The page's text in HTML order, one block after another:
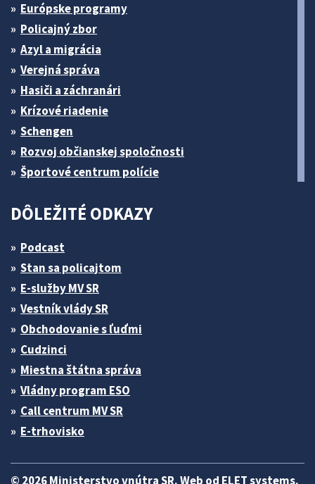
Európske programy
Policajný zbor
Azyl a migrácia
Verejná správa
Hasiči a záchranári
Krízové riadenie
Schengen
Rozvoj občianskej spoločnosti
Športové centrum polície
DÔLEŽITÉ ODKAZY
Podcast
Stan sa policajtom
E-služby MV SR
Vestník vlády SR
Obchodovanie s ľuďmi
Cudzinci
Miestna štátna správa
Vládny program ESO
Call centrum MV SR
E-trhovisko
© 2026 Ministerstvo vnútra SR. Web od ELET systems.